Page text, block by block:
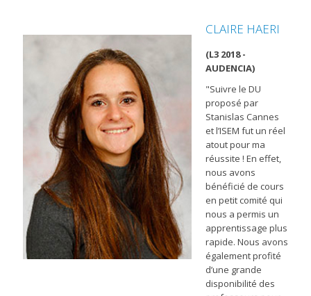
CLAIRE HAERI
(L3 2018 -
AUDENCIA)
"Suivre le DU
proposé par
Stanislas Cannes
et l’ISEM fut un réel
atout pour ma
réussite ! En effet,
nous avons
bénéficié de cours
en petit comité qui
nous a permis un
apprentissage plus
rapide. Nous avons
également profité
d’une grande
disponibilité des